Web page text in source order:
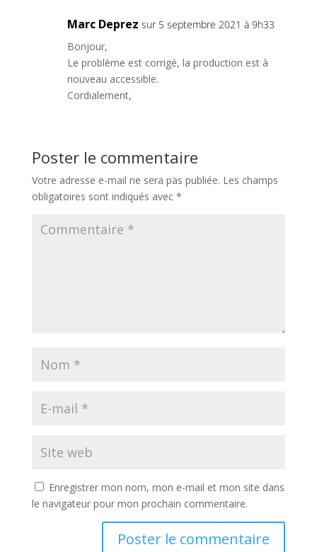
Marc Deprez sur 5 septembre 2021 à 9h33
Bonjour,
Le problème est corrigé, la production est à
nouveau accessible.
Cordialement,
Poster le commentaire
Votre adresse e-mail ne sera pas publiée. Les champs
obligatoires sont indiqués avec *
Enregistrer mon nom, mon e-mail et mon site dans
le navigateur pour mon prochain commentaire.